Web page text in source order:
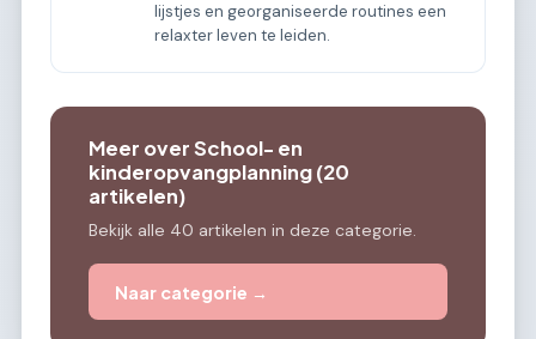
lijstjes en georganiseerde routines een
relaxter leven te leiden.
Meer over School- en
kinderopvangplanning (20
artikelen)
Bekijk alle 40 artikelen in deze categorie.
Naar categorie →